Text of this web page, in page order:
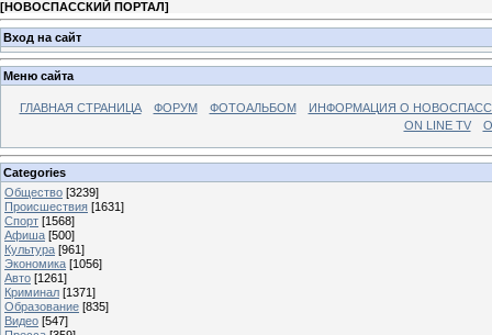
[НОВОСПАССКИЙ ПОРТАЛ]
Вход на сайт
Меню сайта
ГЛАВНАЯ СТРАНИЦА ФОРУМ ФОТОАЛЬБОМ
ИНФОРМАЦИЯ О
ON LINE TV
Categories
Общество [3239]
Происшествия [1631]
Спорт [1568]
Афиша [500]
Культура [961]
Экономика [1056]
Авто [1261]
Криминал [1371]
Образование [835]
Видео [547]